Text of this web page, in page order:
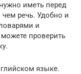
иметь перед
речь. Удобно и
и
проверить
языке.